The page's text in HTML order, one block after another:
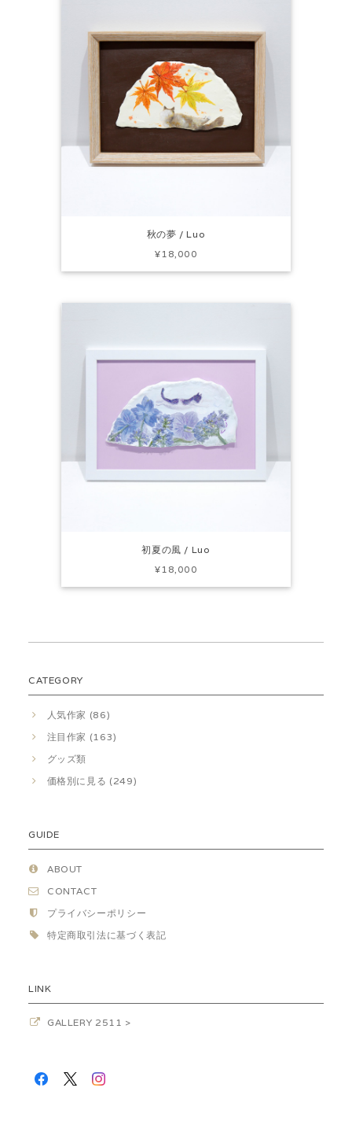
秋の夢 / Luo
¥18,000
初夏の風 / Luo
¥18,000
CATEGORY
人気作家 (86)
注目作家 (163)
グッズ類
価格別に見る (249)
GUIDE
ABOUT
CONTACT
プライバシーポリシー
特定商取引法に基づく表記
LINK
GALLERY 2511 >